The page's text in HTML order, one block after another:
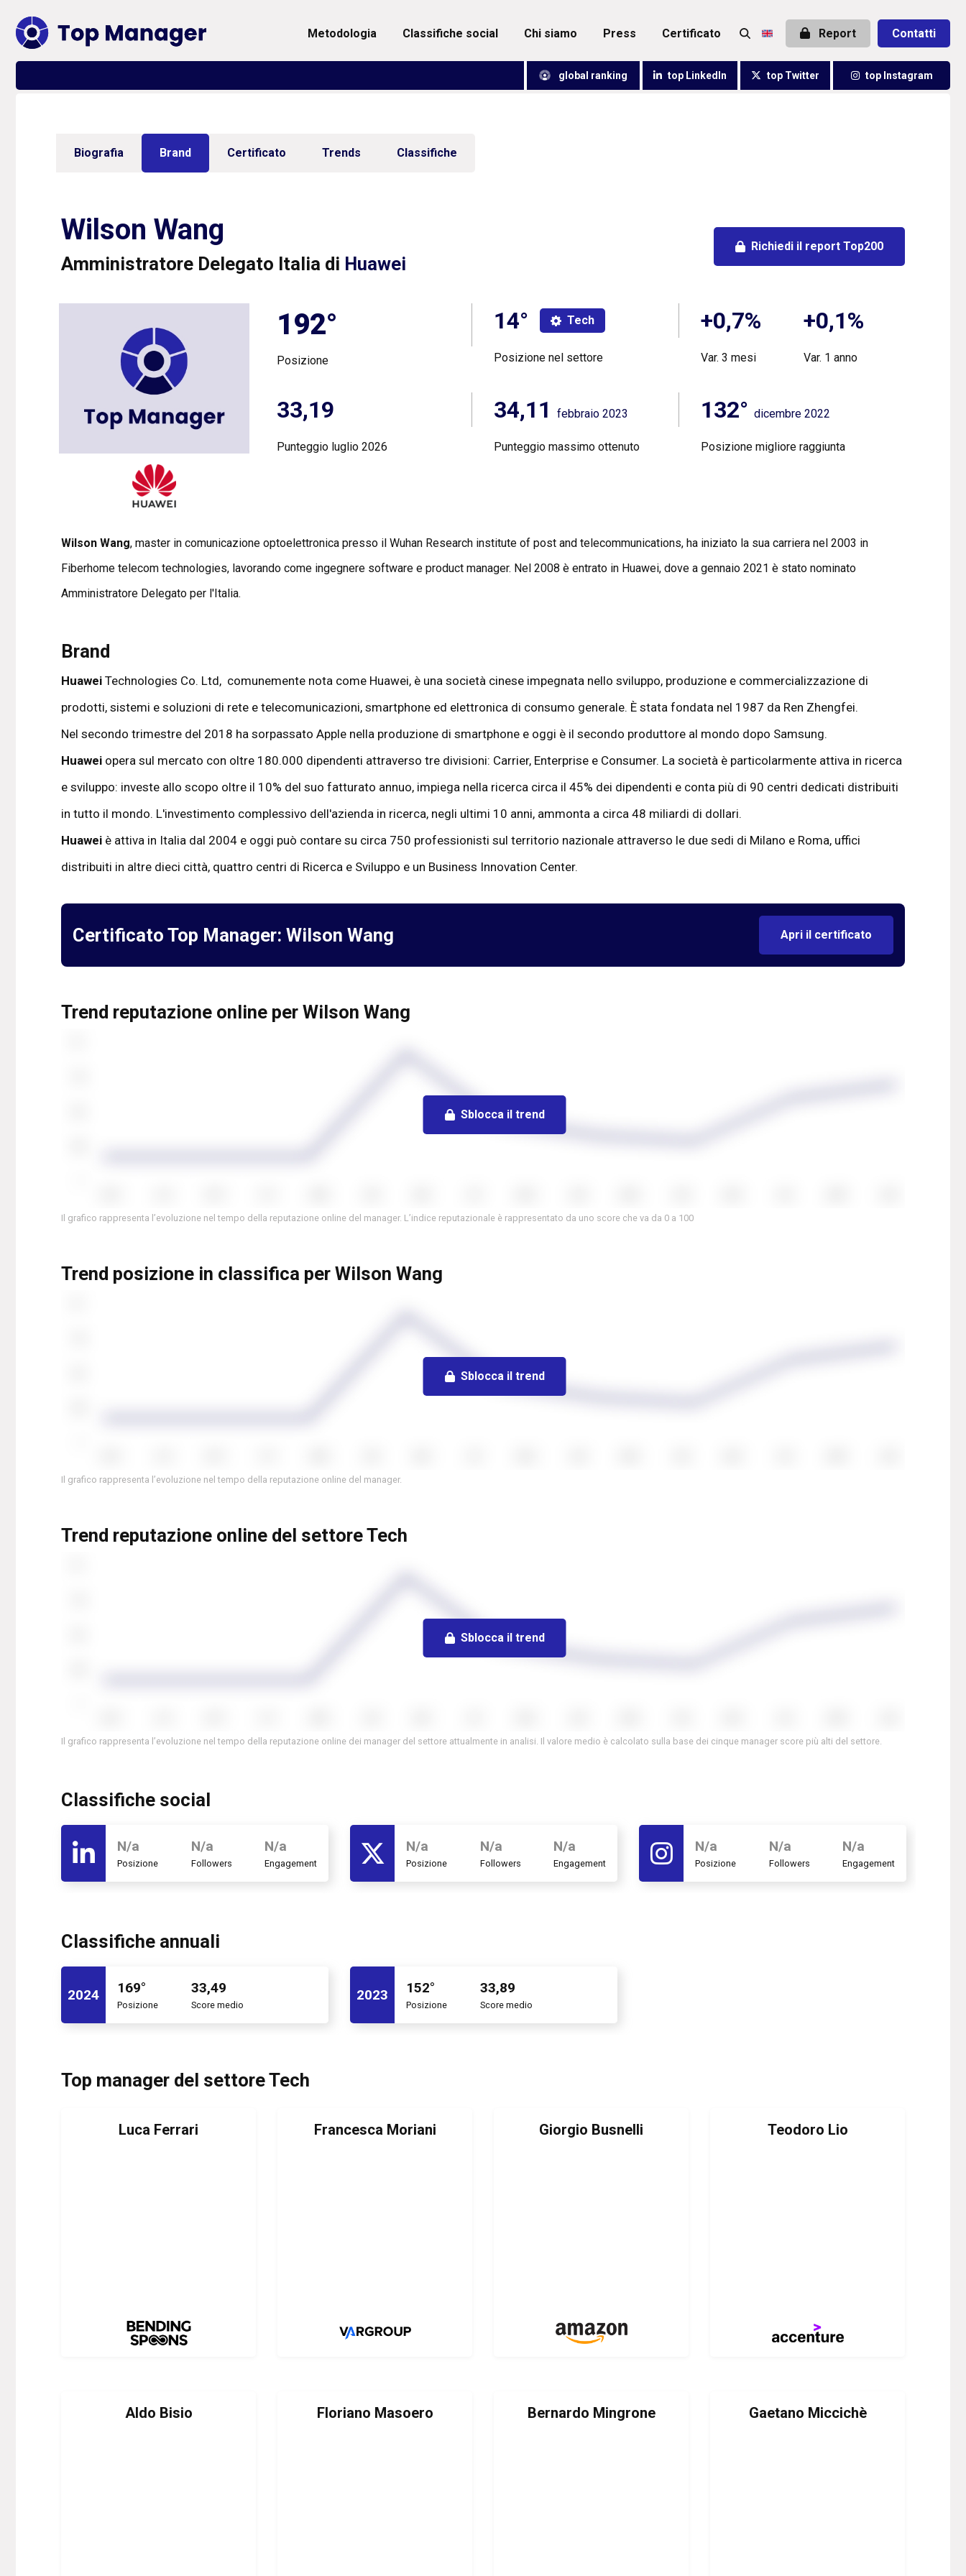
metodologia classifiche social chi siamo press certificato Report Contatti
global ranking top LinkedIn top Twitter top Instagram
Biografia Brand Certificato Trends Classifiche
Wilson Wang
Amministratore Delegato Italia di Huawei
Richiedi il report Top200
192°
Posizione
14° Tech
Posizione nel settore
+0,7%
Var. 3 mesi
+0,1%
Var. 1 anno
33,19
Punteggio luglio 2026
34,11febbraio 2023
Punteggio massimo ottenuto
132° dicembre 2022
Posizione migliore raggiunta
Wilson Wang, master in comunicazione optoelettronica presso il Wuhan Research institute of post and telecommunications, ha iniziato la sua carriera nel 2003 in
Fiberhome telecom technologies, lavorando come ingegnere software e product manager. Nel 2008 è entrato in Huawei, dove a gennaio 2021 è stato nominato
Amministratore Delegato per l'Italia.
Brand
Huawei Technologies Co. Ltd, comunemente nota come Huawei, è una società cinese impegnata nello sviluppo, produzione e commercializzazione di
prodotti, sistemi e soluzioni di rete e telecomunicazioni, smartphone ed elettronica di consumo generale. È stata fondata nel 1987 da Ren Zhengfei.
Nel secondo trimestre del 2018 ha sorpassato Apple nella produzione di smartphone e oggi è il secondo produttore al mondo dopo Samsung.
Huawei opera sul mercato con oltre 180.000 dipendenti attraverso tre divisioni: Carrier, Enterprise e Consumer. La società è particolarmente attiva in ricerca
e sviluppo: investe allo scopo oltre il 10% del suo fatturato annuo, impiega nella ricerca circa il 45% dei dipendenti e conta più di 90 centri dedicati distribuiti
in tutto il mondo. L'investimento complessivo dell'azienda in ricerca, negli ultimi 10 anni, ammonta a circa 48 miliardi di dollari.
Huawei è attiva in Italia dal 2004 e oggi può contare su circa 750 professionisti sul territorio nazionale attraverso le due sedi di Milano e Roma, uffici
distribuiti in altre dieci città, quattro centri di Ricerca e Sviluppo e un Business Innovation Center.
Certificato Top Manager: Wilson Wang Apri il certificato
Trend reputazione online per Wilson Wang
Sblocca il trend
Il grafico rappresenta l’evoluzione nel tempo della reputazione online del manager. L’indice reputazionale è rappresentato da uno score che va da 0 a 100
Trend posizione in classifica per Wilson Wang
Sblocca il trend
Il grafico rappresenta l’evoluzione nel tempo della reputazione online del manager.
Trend reputazione online del settore Tech
Sblocca il trend
Il grafico rappresenta l’evoluzione nel tempo della reputazione online dei manager del settore attualmente in analisi. Il valore medio è calcolato sulla base dei cinque manager score più alti del settore.
Classifiche social
N/a
Posizione
N/a
Followers
N/a
Engagement
N/a
Posizione
N/a
Followers
N/a
Engagement
N/a
Posizione
N/a
Followers
N/a
Engagement
Classifiche annuali
2024 169°
Posizione
33,49
Score medio
2023 152°
Posizione
33,89
Score medio
Top manager del settore Tech
Luca Ferrari Francesca Moriani Giorgio Busnelli Teodoro Lio
Aldo Bisio Floriano Masoero Bernardo Mingrone Gaetano Miccichè